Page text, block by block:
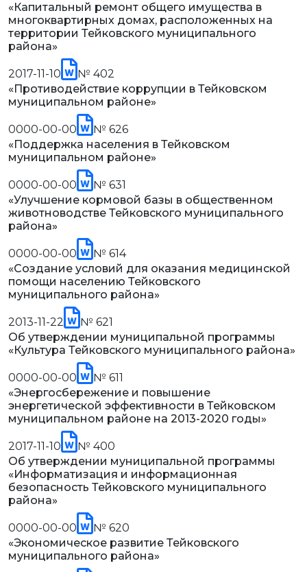
«Капитальный ремонт общего имущества в
многоквартирных домах, расположенных на
территории Тейковского муниципального
района»
2017-11-10
№ 402
«Противодействие коррупции в Тейковском
муниципальном районе»
0000-00-00
№ 626
«Поддержка населения в Тейковском
муниципальном районе»
0000-00-00
№ 631
«Улучшение кормовой базы в общественном
животноводстве Тейковского муниципального
района»
0000-00-00
№ 614
«Создание условий для оказания медицинской
помощи населению Тейковского
муниципального района»
2013-11-22
№ 621
Об утверждении муниципальной программы
«Культура Тейковского муниципального района»
0000-00-00
№ 611
«Энергосбережение и повышение
энергетической эффективности в Тейковском
муниципальном районе на 2013-2020 годы»
2017-11-10
№ 400
Об утверждении муниципальной программы
«Информатизация и информационная
безопасность Тейковского муниципального
района»
0000-00-00
№ 620
«Экономическое развитие Тейковского
муниципального района»